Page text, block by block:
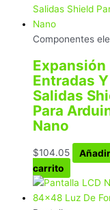
Componentes
Expansión
Entradas Y
Salidas
Para
Nano
$104.05
carrito